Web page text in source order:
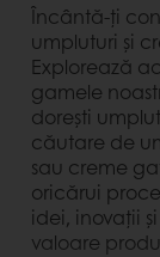
Încântă-ți
umpluturi și
Explorează
gamele
dorești
căutare de
sau creme
oricărui
idei, inovații
valoare